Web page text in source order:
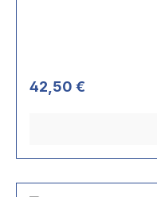
Regulärer Preis:
42,50 €